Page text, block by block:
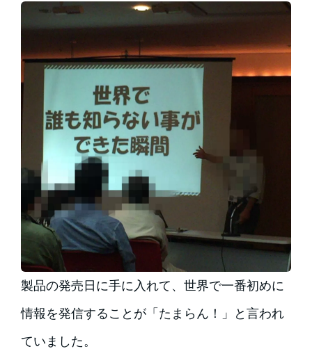
製品の発売日に手に入れて、世界で一番初めに
情報を発信することが「たまらん！」と言われ
ていました。